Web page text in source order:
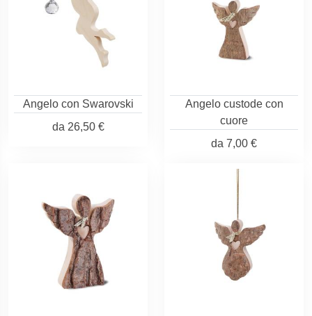
Angelo con Swarovski
da 26,50 €
Angelo custode con
cuore
da 7,00 €